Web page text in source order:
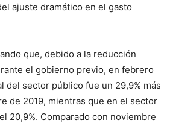
ajuste dramático en el gasto
que, debido a la reducción
el gobierno previo, en febrero
del sector público fue un 29,9% más
de 2019, mientras que en el sector
20,9%. Comparado con noviembre